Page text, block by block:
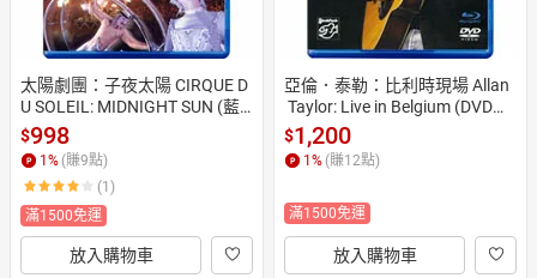
太陽劇團：子夜太陽 CIRQUE D
U SOLEIL: MIDNIGHT SUN (藍
光Blu-ray)
$998
1% (賺9點)
(1)
滿1500免運
放入購物車
亞倫．泰勒：比利時現場 Allan
Taylor: Live in Belgium (DVD
+藍光Blu-ray) 【Stockfisch】
$1,200
1% (賺12點)
滿1500免運
放入購物車